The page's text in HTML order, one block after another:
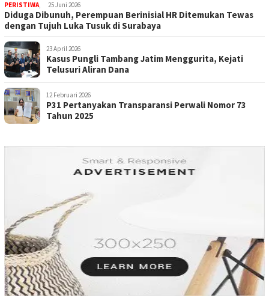
PERISTIWA, 25 Juni 2026
Diduga Dibunuh, Perempuan Berinisial HR Ditemukan Tewas
dengan Tujuh Luka Tusuk di Surabaya
23 April 2026
Kasus Pungli Tambang Jatim Menggurita, Kejati
Telusuri Aliran Dana
12 Februari 2026
P31 Pertanyakan Transparansi Perwali Nomor 73
Tahun 2025